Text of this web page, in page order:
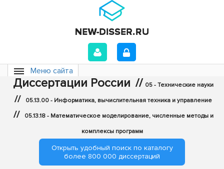
Меню сайта
Диссертации России // 05 - Технические науки
// 05.13.00 - Информатика, вычислительная техника и управление
// 05.13.18 - Математическое моделирование, численные методы и
комплексы программ
Открыть удобный поиск по каталогу
более 800 000 диссертаций